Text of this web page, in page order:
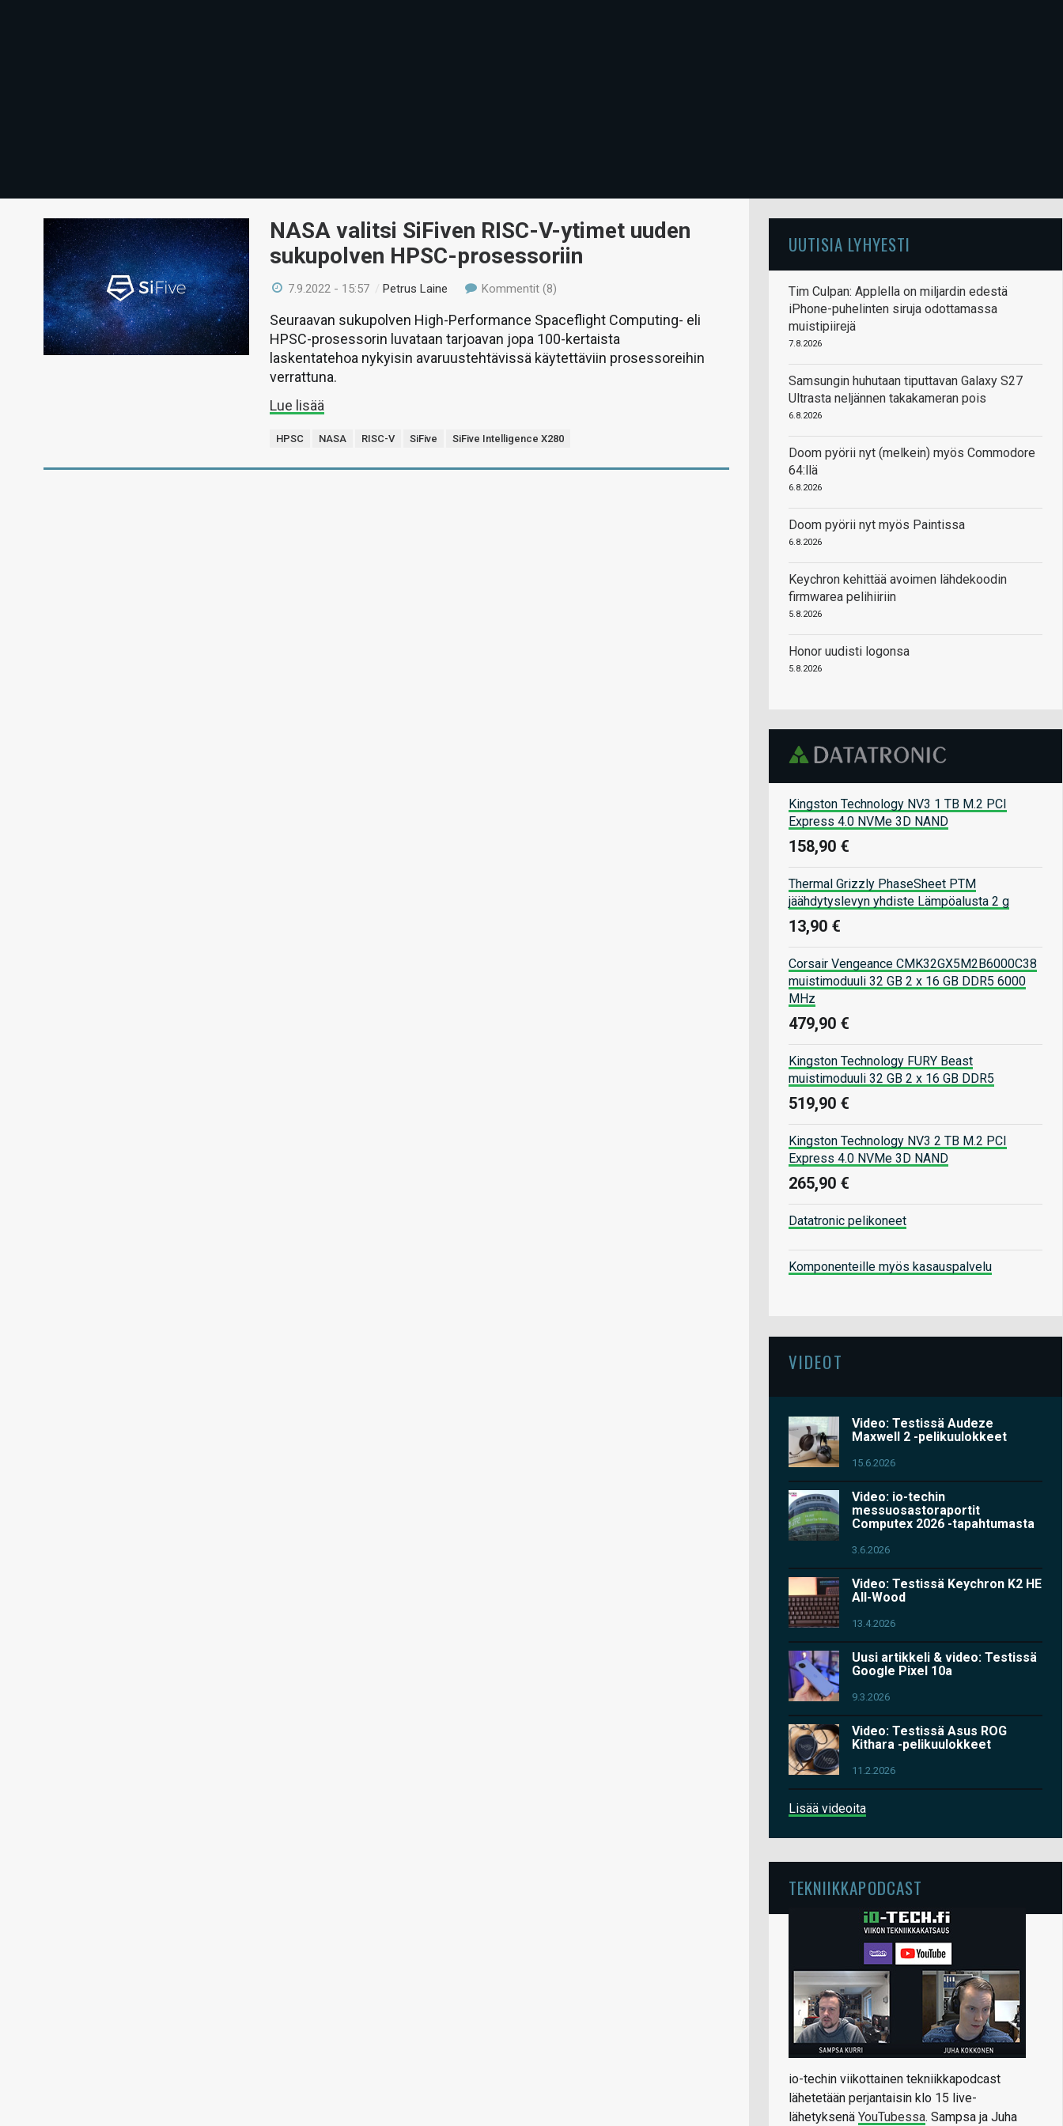
NASA valitsi SiFiven RISC-V-ytimet uuden
sukupolven HPSC-prosessoriin
7.9.2022 - 15:57 /Petrus Laine Kommentit (8)
Seuraavan sukupolven High-Performance Spaceflight Computing- eli
HPSC-prosessorin luvataan tarjoavan jopa 100-kertaista
laskentatehoa nykyisin avaruustehtävissä käytettäviin prosessoreihin
verrattuna.
Lue lisää
HPSC NASA RISC-V SiFive SiFive Intelligence X280
UUTISIA LYHYESTI
Tim Culpan: Applella on miljardin edestä
iPhone-puhelinten siruja odottamassa
muistipiirejä
7.8.2026
Samsungin huhutaan tiputtavan Galaxy S27
Ultrasta neljännen takakameran pois
6.8.2026
Doom pyörii nyt (melkein) myös Commodore
64:llä
6.8.2026
Doom pyörii nyt myös Paintissa
6.8.2026
Keychron kehittää avoimen lähdekoodin
firmwarea pelihiiriin
5.8.2026
Honor uudisti logonsa
5.8.2026
Kingston Technology NV3 1 TB M.2 PCI
Express 4.0 NVMe 3D NAND
158,90 €
Thermal Grizzly PhaseSheet PTM
jäähdytyslevyn yhdiste Lämpöalusta 2 g
13,90 €
Corsair Vengeance CMK32GX5M2B6000C38
muistimoduuli 32 GB 2 x 16 GB DDR5 6000
MHz
479,90 €
Kingston Technology FURY Beast
muistimoduuli 32 GB 2 x 16 GB DDR5
519,90 €
Kingston Technology NV3 2 TB M.2 PCI
Express 4.0 NVMe 3D NAND
265,90 €
Datatronic pelikoneet
Komponenteille myös kasauspalvelu
VIDEOT
Video: Testissä Audeze
Maxwell 2 -pelikuulokkeet
15.6.2026
Video: io-techin
messuosastoraportit
Computex 2026 -tapahtumasta
3.6.2026
Video: Testissä Keychron K2 HE
All-Wood
13.4.2026
Uusi artikkeli & video: Testissä
Google Pixel 10a
9.3.2026
Video: Testissä Asus ROG
Kithara -pelikuulokkeet
11.2.2026
Lisää videoita
TEKNIIKKAPODCAST
io-techin viikottainen tekniikkapodcast
lähetetään perjantaisin klo 15 live-
lähetyksenä YouTubessa. Sampsa ja Juha